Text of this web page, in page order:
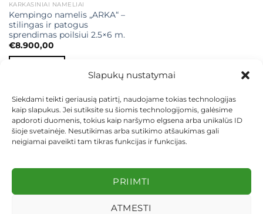
Slapukų nustatymai
Siekdami teikti geriausią patirtį, naudojame tokias technologijas
kaip slapukus. Jei sutiksite su šiomis technologijomis, galėsime
apdoroti duomenis, tokius kaip naršymo elgsena arba unikalūs ID
šioje svetainėje. Nesutikimas arba sutikimo atšaukimas gali
neigiamai paveikti tam tikras funkcijas ir funkcijas.
PRIIMTI
ATMESTI
KARKASINIAI NAMELIAI
Kempingo namelis „ARKA“ –
stilingas ir patogus
sprendimas poilsiui 2.5×6 m.
€8.900,00
KEITIMAS IR GRĄŽINIMAS
PRIVATUMO POLITIKA
Visos teisės saugomos 2026 ©dekosodas.lt